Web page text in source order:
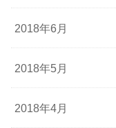
2018年6月
2018年5月
2018年4月